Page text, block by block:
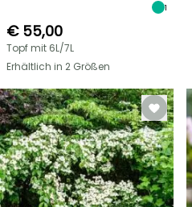
1
€ 55,00
Topf mit 6L/7L
Erhältlich in 2 Größen